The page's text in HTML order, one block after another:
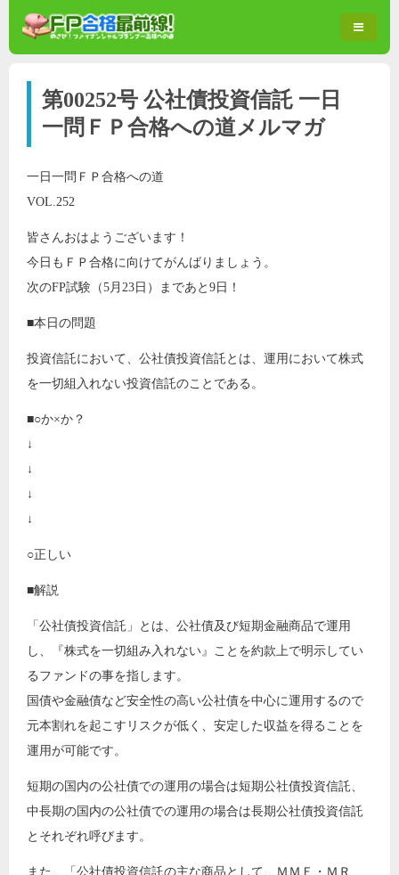
第00252号 公社債投資信託 一日
一問ＦＰ合格への道メルマガ
一日一問ＦＰ合格への道
VOL.252
皆さんおはようございます！
今日もＦＰ合格に向けてがんばりましょう。
次のFP試験（5月23日）まであと9日！
■本日の問題
投資信託において、公社債投資信託とは、運用において株式
を一切組入れない投資信託のことである。
■○か×か？
↓
↓
↓
↓
○正しい
■解説
「公社債投資信託」とは、公社債及び短期金融商品で運用
し、『株式を一切組み入れない』ことを約款上で明示してい
るファンドの事を指します。
国債や金融債など安全性の高い公社債を中心に運用するので
元本割れを起こすリスクが低く、安定した収益を得ることを
運用が可能です。
短期の国内の公社債での運用の場合は短期公社債投資信託、
中長期の国内の公社債での運用の場合は長期公社債投資信託
とそれぞれ呼びます。
また、「公社債投資信託の主な商品として、ＭＭＦ・ＭＲ